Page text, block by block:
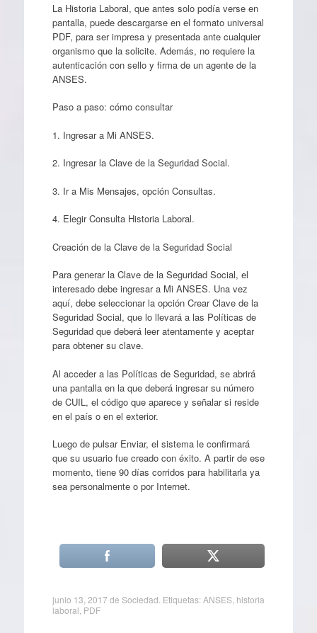
La Historia Laboral, que antes solo podía verse en
pantalla, puede descargarse en el formato universal
PDF, para ser impresa y presentada ante cualquier
organismo que la solicite. Además, no requiere la
autenticación con sello y firma de un agente de la
ANSES.
Paso a paso: cómo consultar
1. Ingresar a Mi ANSES.
2. Ingresar la Clave de la Seguridad Social.
3. Ir a Mis Mensajes, opción Consultas.
4. Elegir Consulta Historia Laboral.
Creación de la Clave de la Seguridad Social
Para generar la Clave de la Seguridad Social, el
interesado debe ingresar a Mi ANSES. Una vez
aquí, debe seleccionar la opción Crear Clave de la
Seguridad Social, que lo llevará a las Políticas de
Seguridad que deberá leer atentamente y aceptar
para obtener su clave.
Al acceder a las Políticas de Seguridad, se abrirá
una pantalla en la que deberá ingresar su número
de CUIL, el código que aparece y señalar si reside
en el país o en el exterior.
Luego de pulsar Enviar, el sistema le confirmará
que su usuario fue creado con éxito. A partir de ese
momento, tiene 90 días corridos para habilitarla ya
sea personalmente o por Internet.
junio 13, 2017 de Sociedad . Etiquetas:ANSES, historia
laboral PDF